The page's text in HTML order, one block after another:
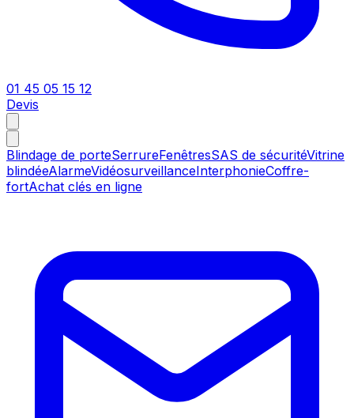
01 45 05 15 12
Devis
Blindage de porteSerrureFenêtresSAS de sécuritéVitrine
blindéeAlarmeVidéosurveillanceInterphonieCoffre-
fortAchat clés en ligne